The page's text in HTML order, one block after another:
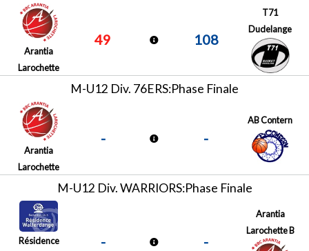
Arantia
Larochette
49 108
T71
Dudelange
M-U12 Div. 76ERS:Phase Finale
Arantia
Larochette
- -
AB Contern
M-U12 Div. WARRIORS:Phase Finale
Résidence
- -
Arantia
Larochette B